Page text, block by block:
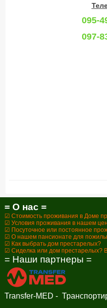
095-
097-
= О нас =
☑ Стоимость проживания в Доме
☑ Условия проживания в нашем
☑ Посуточное или постоянное
☑ О нашем пансионате для
☑ Как выбрать дом престарелых?
☑ Сиделка или дом престарелых?
= Наши партнеры =
Transfer-MED -